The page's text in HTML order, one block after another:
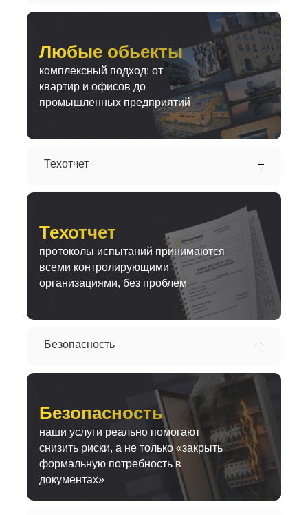
Любые обьекты
комплексный подход: от
квартир и офисов до
промышленных предприятий
Техотчет
Техотчет
протоколы испытаний принимаются
всеми контролирующими
организациями, без проблем
Безопасность
Безопасность
наши услуги реально помогают
снизить риски, а не только «закрыть
формальную потребность в
документах»